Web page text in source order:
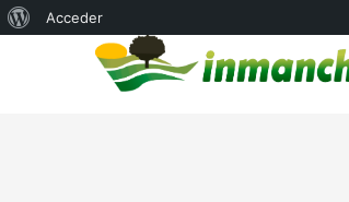
Acerca
Acceder